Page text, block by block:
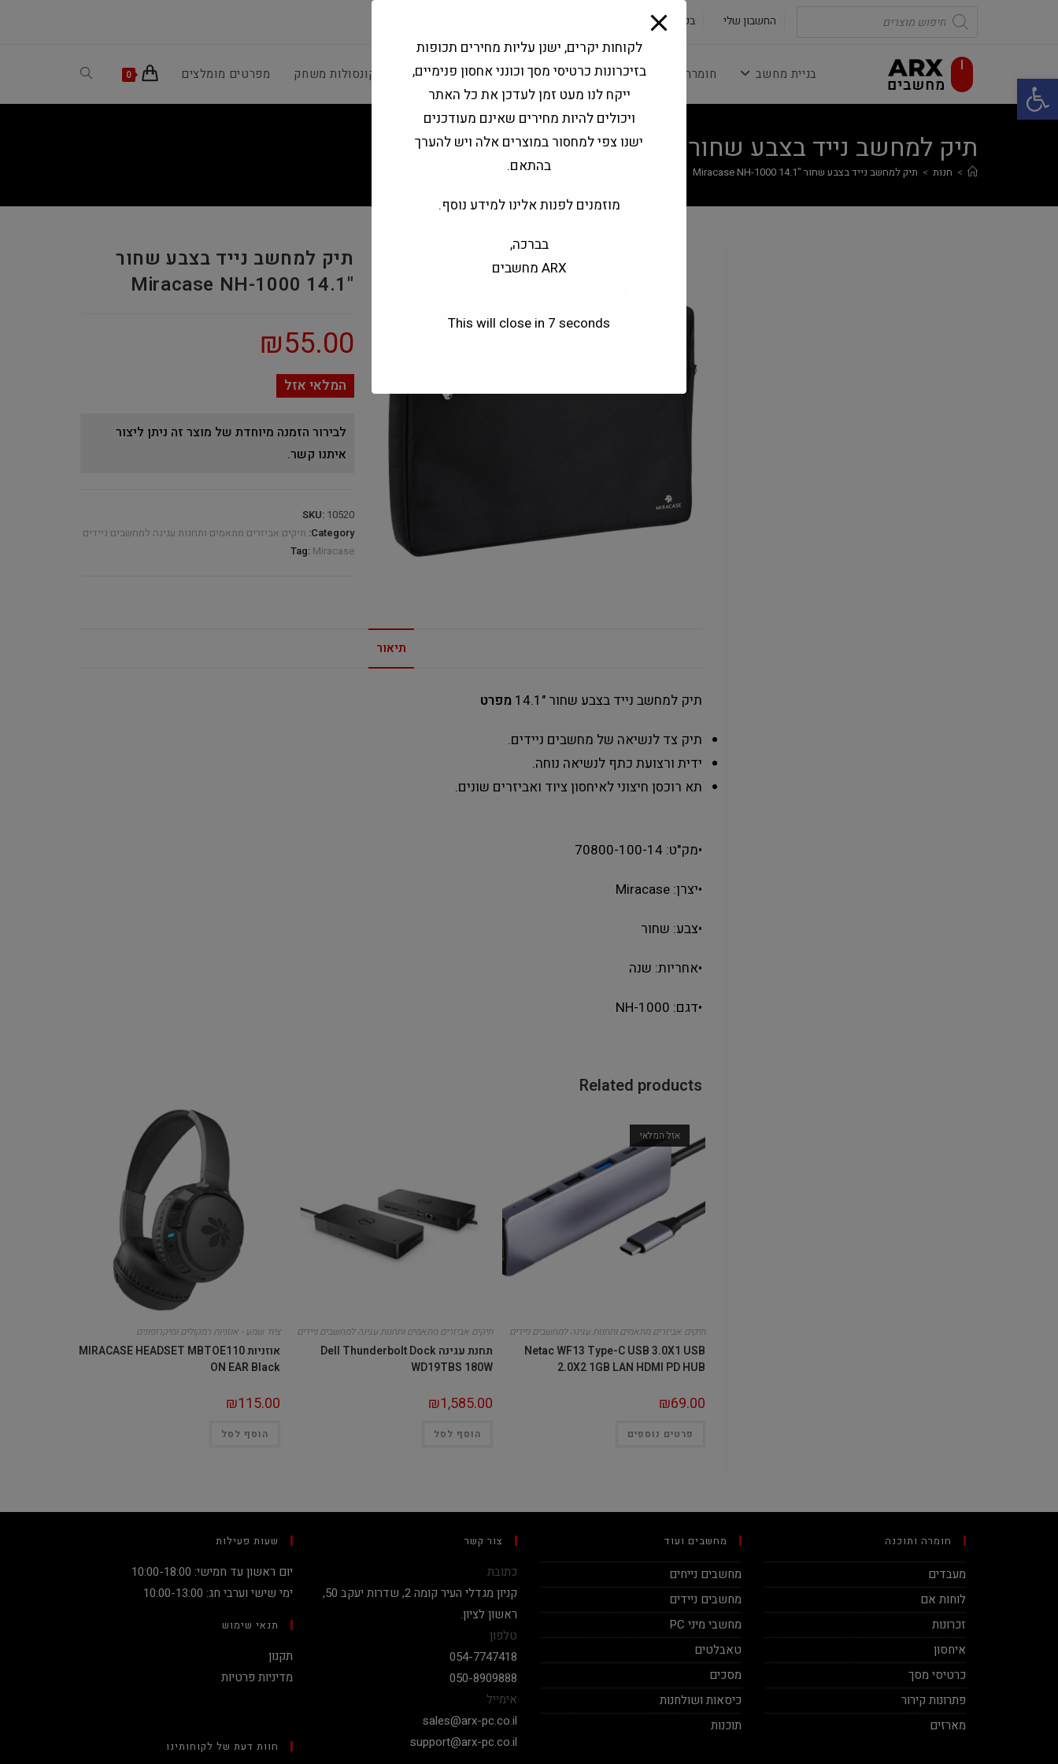
פתח סרגל נגישות
Products
search החשבון שלי בקשה להצעה
בניית מחשב חומרה ותוכנה ציוד היקפי מחשבים וטאבלטים קונסולות משחק מפרטים מומלצים 0
Toggle
תיק למחשב נייד בצבע שחור "14.1 Miracase NH-1000
> חנות > תיק למחשב נייד בצבע שחור "14.1 Miracase NH-1000
תיק למחשב נייד בצבע שחור
"14.1 Miracase NH-1000
₪55.00
המלאי אזל
לבירור הזמנה מיוחדת של מוצר זה ניתן ליצור
איתנו קשר.
SKU: 10520
Category: תיקים אביזרים מתאמים ותחנות עגינה למחשבים ניידים
Tag: Miracase
תיאור
תיק למחשב נייד בצבע שחור "14.1
מפרט
תיק צד לנשיאה של מחשבים ניידים.
ידית ורצועת כתף לנשיאה נוחה.
תא רוכסן חיצוני לאיחסון ציוד ואביזרים שונים.
•מק"ט: 70800-100-14
•יצרן: Miracase
•צבע: שחור
•אחריות: שנה
•דגם: NH-1000
Related products
אזל המלאי
תיקים אביזרים מתאמים ותחנות עגינה למחשבים ניידים
Netac WF13 Type-C USB 3.0X1 USB
2.0X2 1GB LAN HDMI PD HUB
₪69.00
פרטים נוספים
תיקים אביזרים מתאמים ותחנות עגינה למחשבים ניידים
תחנת עגינה Dell Thunderbolt Dock
WD19TBS 180W
₪1,585.00
הוסף לסל
ציוד שמע - אוזניות רמקולים ומיקרופונים
אוזניות MIRACASE HEADSET MBTOE110
ON EAR Black
₪115.00
הוסף לסל
חומרה ותוכנה
מעבדים
לוחות אם
זכרונות
איחסון
כרטיסי מסך
פתרונות קירור
מארזים
מחשבים ועוד
מחשבים נייחים
מחשבים ניידים
מחשבי מיני PC
טאבלטים
מסכים
כיסאות ושולחנות
תוכנות
צור קשר
כתובת
קניון מגדלי העיר קומה 2, שדרות יעקב 50,
ראשון לציון.
טלפון
054-7747418
050-8909888
אימייל
sales@arx-pc.co.il
support@arx-pc.co.il
שעות פעילות
יום ראשון עד חמישי: 10:00-18:00
ימי שישי וערבי חג: 10:00-13:00
תנאי שימוש
תקנון
מדיניות פרטיות
חוות דעת של לקוחותינו
לקוחות יקרים, ישנן עליות מחירים תכופות
בזיכרונות כרטיסי מסך וכונני אחסון פנימיים,
ייקח לנו מעט זמן לעדכן את כל האתר
ויכולים להיות מחירים שאינם מעודכנים
ישנו צפי למחסור במוצרים אלה ויש להערך
בהתאם.
מוזמנים לפנות אלינו למידע נוסף.
בברכה,
ARX מחשבים
This will close in 6 seconds